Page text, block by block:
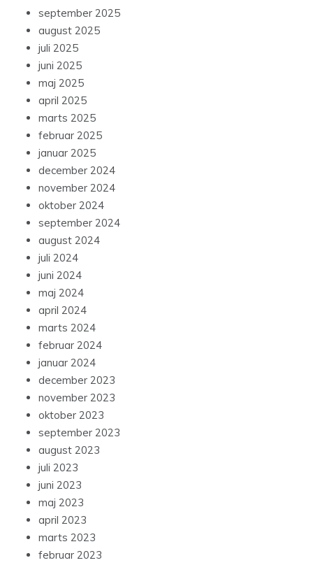
september 2025
august 2025
juli 2025
juni 2025
maj 2025
april 2025
marts 2025
februar 2025
januar 2025
december 2024
november 2024
oktober 2024
september 2024
august 2024
juli 2024
juni 2024
maj 2024
april 2024
marts 2024
februar 2024
januar 2024
december 2023
november 2023
oktober 2023
september 2023
august 2023
juli 2023
juni 2023
maj 2023
april 2023
marts 2023
februar 2023